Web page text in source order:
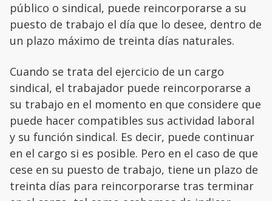
público o sindical, puede reincorporarse a su
puesto de trabajo el día que lo desee, dentro de
un plazo máximo de treinta días naturales.
Cuando se trata del ejercicio de un cargo
sindical, el trabajador puede reincorporarse a
su trabajo en el momento en que considere que
puede hacer compatibles sus actividad laboral
y su función sindical. Es decir, puede continuar
en el cargo si es posible. Pero en el caso de que
cese en su puesto de trabajo, tiene un plazo de
treinta días para reincorporarse tras terminar